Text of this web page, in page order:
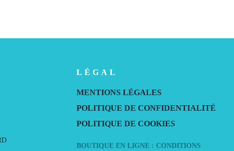
LÉGAL
MENTIONS LÉGALES
POLITIQUE DE CONFIDENTIALITÉ
POLITIQUE DE COOKIES
BOUTIQUE EN LIGNE : CONDITIONS